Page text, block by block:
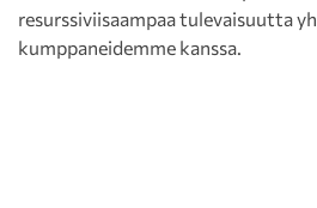
resurssiviisaampaa tulevaisuutta
kumppaneidemme kanssa.